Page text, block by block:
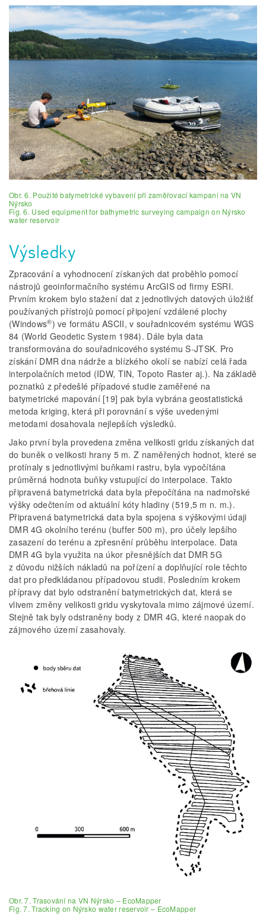
Obr. 6. Použité batymetrické vybavení při zaměřovací kampani na VN
Nýrsko
Fig. 6. Used equipment for bathymetric surveying campaign on Nýrsko
water reservoir
Výsledky
Zpracování a vyhodnocení získaných dat proběhlo pomocí
nástrojů geoinformačního systému ArcGIS od firmy ESRI.
Prvním krokem bylo stažení dat z jednotlivých datových úložišť
používaných přístrojů pomocí připojení vzdálené plochy
(Windows®) ve formátu ASCII, v souřadnicovém systému WGS
84 (World Geodetic System 1984). Dále byla data
transformována do souřadnicového systému S-JTSK. Pro
získání DMR dna nádrže a blízkého okolí se nabízí celá řada
interpolačních metod (IDW, TIN, Topoto Raster aj.). Na základě
poznatků z předešlé případové studie zaměřené na
batymetrické mapování [19] pak byla vybrána geostatistická
metoda kriging, která při porovnání s výše uvedenými
metodami dosahovala nejlepších výsledků.
Jako první byla provedena změna velikosti gridu získaných dat
do buněk o velikosti hrany 5 m. Z naměřených hodnot, které se
protínaly s jednotlivými buňkami rastru, byla vypočítána
průměrná hodnota buňky vstupující do interpolace. Takto
připravená batymetrická data byla přepočítána na nadmořské
výšky odečtením od aktuální kóty hladiny (519,5 m n. m.).
Připravená batymetrická data byla spojena s výškovými údaji
DMR 4G okolního terénu (buffer 500 m), pro účely lepšího
zasazení do terénu a zpřesnění průběhu interpolace. Data
DMR 4G byla využita na úkor přesnějších dat DMR 5G
z důvodu nižších nákladů na pořízení a doplňující role těchto
dat pro předkládanou případovou studii. Posledním krokem
přípravy dat bylo odstranění batymetrických dat, která se
vlivem změny velikosti gridu vyskytovala mimo zájmové území.
Stejně tak byly odstraněny body z DMR 4G, které naopak do
zájmového území zasahovaly.
Obr. 7. Trasování na VN Nýrsko – EcoMapper
Fig. 7. Tracking on Nýrsko water reservoir – EcoMapper